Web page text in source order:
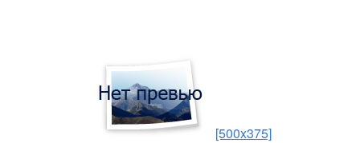
[500x375]